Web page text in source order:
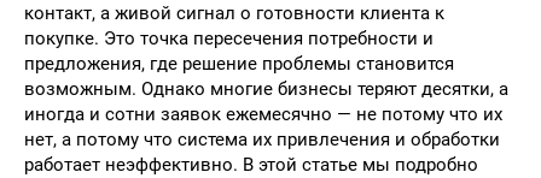
контакт, а живой сигнал о готовности клиента к
покупке. Это точка пересечения потребности и
предложения, где решение проблемы становится
возможным. Однако многие бизнесы теряют десятки, а
иногда и сотни заявок ежемесячно — не потому что их
нет, а потому что система их привлечения и обработки
работает неэффективно. В этой статье мы подробно